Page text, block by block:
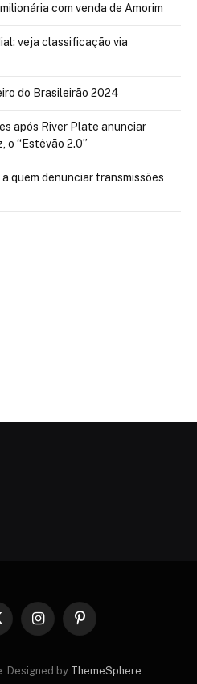
com venda de Amorim
veja classificação via
do Brasileirão 2024
após River Plate anunciar
o “Estêvão 2.0”
quem denunciar transmissões
InstagramPinterest
Designed by ThemeSphere